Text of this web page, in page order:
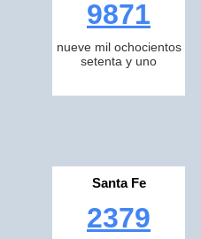
9871
nueve mil ochocientos
setenta y uno
Santa Fe
2379